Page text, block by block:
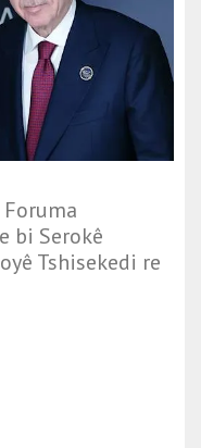
bi Serokê
Tshisekedi re